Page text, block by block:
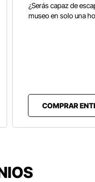
¿Serás capaz de
museo en solo una
COMPRAR